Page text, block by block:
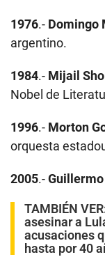
1976.- Domingo
argentino.
1984.- Mijail
Nobel de
1996.- Morton
orquesta
2005.-
TAMBIÉN
asesinar a
acusaciones
hasta por 40